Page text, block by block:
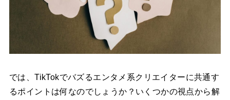
では、TikTokでバズるエンタメ系クリエイターに共通す
るポイントは何なのでしょうか？いくつかの視点から解